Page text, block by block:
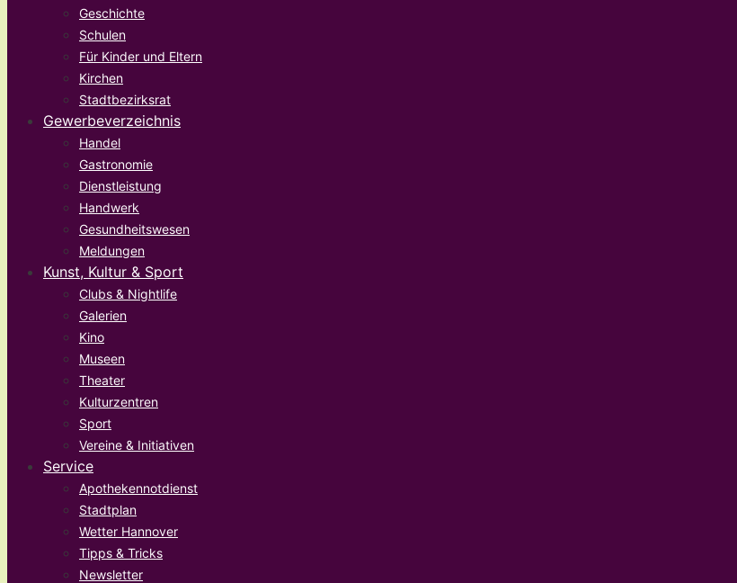
Geschichte
Schulen
Für Kinder und Eltern
Kirchen
Stadtbezirksrat
Gewerbeverzeichnis
Handel
Gastronomie
Dienstleistung
Handwerk
Gesundheitswesen
Meldungen
Kunst, Kultur & Sport
Clubs & Nightlife
Galerien
Kino
Museen
Theater
Kulturzentren
Sport
Vereine & Initiativen
Service
Apothekennotdienst
Stadtplan
Wetter Hannover
Tipps & Tricks
Newsletter